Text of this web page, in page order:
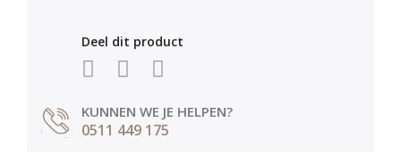
Deel dit product
KUNNEN WE JE HELPEN?
0511 449 175